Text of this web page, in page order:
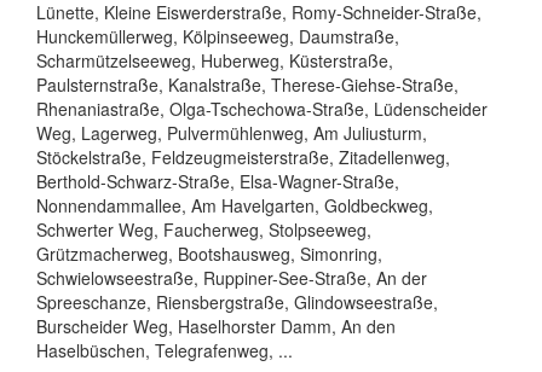
Lünette, Kleine Eiswerderstraße, Romy-Schneider-Straße,
Hunckemüllerweg, Kölpinseeweg, Daumstraße,
Scharmützelseeweg, Huberweg, Küsterstraße,
Paulsternstraße, Kanalstraße, Therese-Giehse-Straße,
Rhenaniastraße, Olga-Tschechowa-Straße, Lüdenscheider
Weg, Lagerweg, Pulvermühlenweg, Am Juliusturm,
Stöckelstraße, Feldzeugmeisterstraße, Zitadellenweg,
Berthold-Schwarz-Straße, Elsa-Wagner-Straße,
Nonnendammallee, Am Havelgarten, Goldbeckweg,
Schwerter Weg, Faucherweg, Stolpseeweg,
Grützmacherweg, Bootshausweg, Simonring,
Schwielowseestraße, Ruppiner-See-Straße, An der
Spreeschanze, Riensbergstraße, Glindowseestraße,
Burscheider Weg, Haselhorster Damm, An den
Haselbüschen, Telegrafenweg, ...